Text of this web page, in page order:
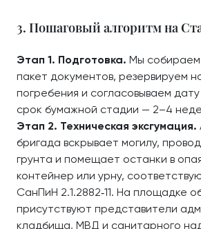
3. Пошаговый алгоритм на
Этап 1. Подготовка. Мы собираем
пакет документов, резервируем
погребения и согласовываем
срок бумажной стадии — 2–4
Этап 2. Техническая эксгумация.
бригада вскрывает могилу,
грунта и помещает останки в
контейнер или урну,
СанПиН 2.1.2882‑11. На площадке
присутствуют представители
кладбища, МВД и санитарного